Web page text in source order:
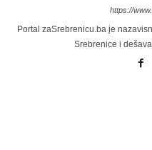
https://
Portal zaSrebrenicu.ba je
Srebrenice i